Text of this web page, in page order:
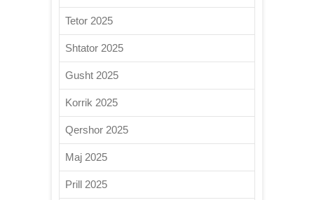
Tetor 2025
Shtator 2025
Gusht 2025
Korrik 2025
Qershor 2025
Maj 2025
Prill 2025